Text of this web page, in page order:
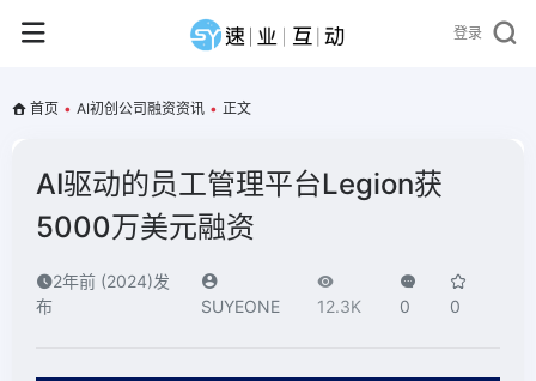
登录
首页 • AI初创公司融资资讯 • 正文
AI驱动的员工管理平台Legion获
5000万美元融资
2年前 (2024)发
布
SUYEONE 12.3K 0 0